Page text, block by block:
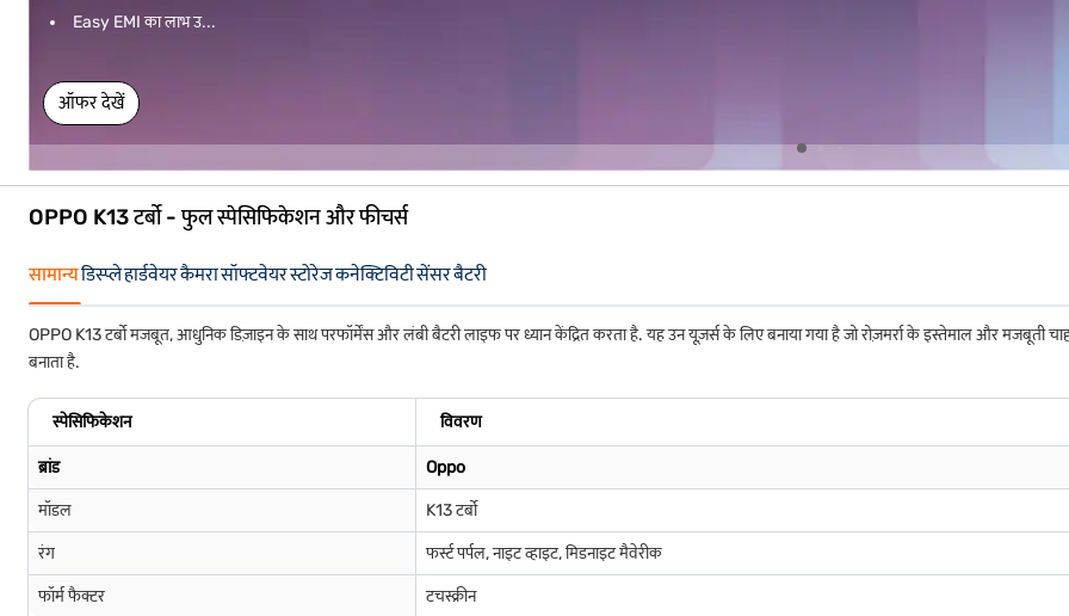
Easy EMI का लाभ उ...
ऑफर देखें
OPPO K13 टर्बो - फुल स्पेसिफिकेशन और फीचर्स
सामान्यडिस्प्लेहार्डवेयरकैमरासॉफ्टवेयरस्टोरेजकनेक्टिविटीसेंसरबैटरी
OPPO K13 टर्बो मजबूत, आधुनिक डिज़ाइन के साथ परफॉर्मेंस और लंबी बैटरी लाइफ पर ध्यान केंद्रित करता है. यह उन यूज़र्स के लिए बनाया गया है जो रोज़मर्रा के इस्तेमाल और
बनाता है.
स्पेसिफिकेशन विवरण
ब्रांड Oppo
मॉडल K13 टर्बो
रंग फर्स्ट पर्पल, नाइट व्हाइट, मिडनाइट मैवेरीक
फॉर्म फैक्टर टचस्क्रीन